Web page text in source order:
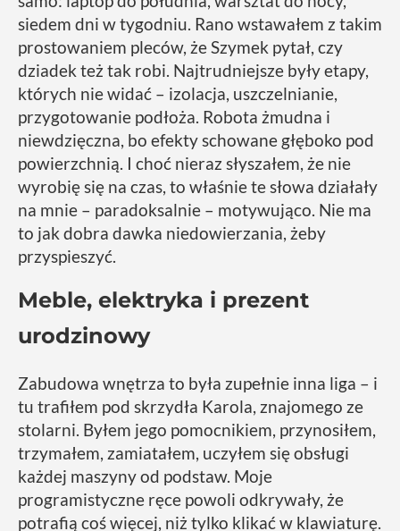
siedem dni w tygodniu. Rano wstawałem z takim
prostowaniem pleców, że Szymek pytał, czy
dziadek też tak robi. Najtrudniejsze były etapy,
których nie widać – izolacja, uszczelnianie,
przygotowanie podłoża. Robota żmudna i
niewdzięczna, bo efekty schowane głęboko pod
powierzchnią. I choć nieraz słyszałem, że nie
wyrobię się na czas, to właśnie te słowa działały
na mnie – paradoksalnie – motywująco. Nie ma
to jak dobra dawka niedowierzania, żeby
przyspieszyć.
Meble, elektryka i prezent
urodzinowy
Zabudowa wnętrza to była zupełnie inna liga – i
tu trafiłem pod skrzydła Karola, znajomego ze
stolarni. Byłem jego pomocnikiem, przynosiłem,
trzymałem, zamiatałem, uczyłem się obsługi
każdej maszyny od podstaw. Moje
programistyczne ręce powoli odkrywały, że
potrafią coś więcej, niż tylko klikać w klawiaturę.